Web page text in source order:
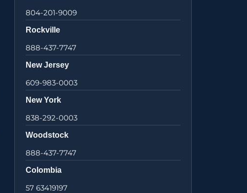
804-201-9009
Rockville
888-437-7747
New Jersey
609-983-0003
New York
838-292-0003
Woodstock
888-437-7747
Colombia
57 63419197